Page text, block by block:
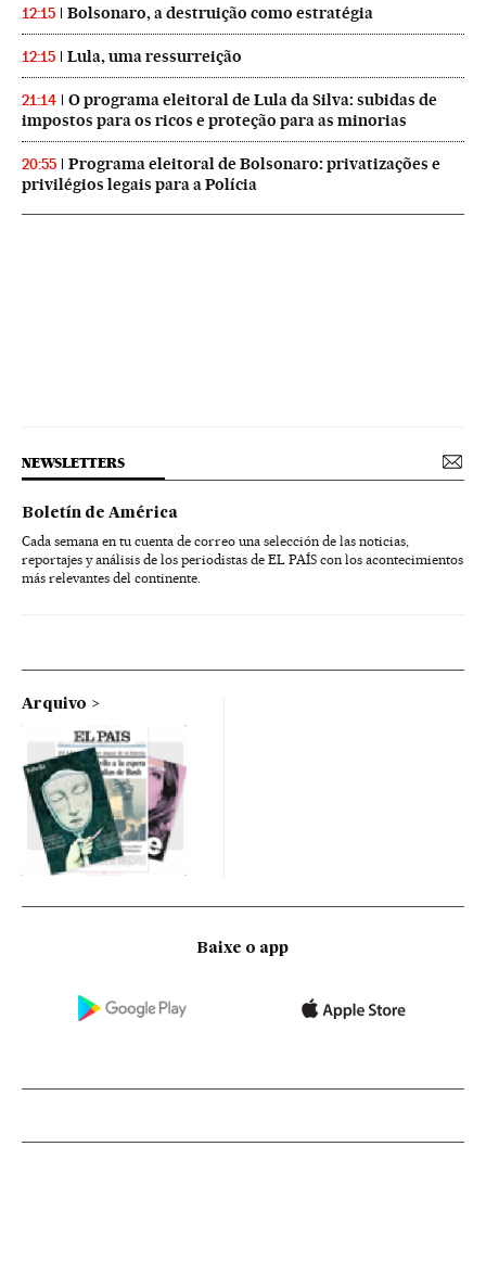
12:15 Bolsonaro, a destruição como estratégia
12:15 Lula, uma ressurreição
21:14
O programa eleitoral de Lula da Silva: subidas de
impostos para os ricos e proteção para as minorias
20:55
Programa eleitoral de Bolsonaro: privatizações e
privilégios legais para a Polícia
NEWSLETTERS
Boletín de América
Cada semana en tu cuenta de correo una selección de las noticias,
reportajes y análisis de los periodistas de EL PAÍS con los acontecimientos
más relevantes del continente.
Arquivo
Baixe o app